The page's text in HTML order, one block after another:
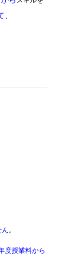
、
ん。
度授業料から